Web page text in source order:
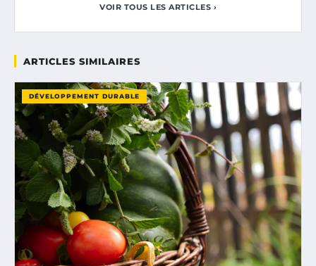
VOIR TOUS LES ARTICLES ›
ARTICLES SIMILAIRES
DÉVELOPPEMENT DURABLE